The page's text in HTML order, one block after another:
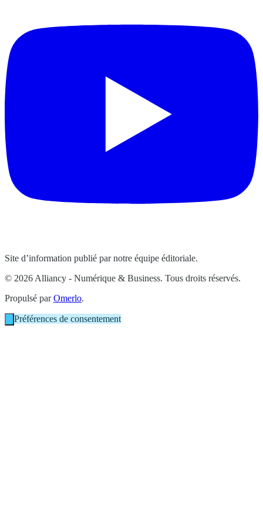
Site d’information publié par notre équipe éditoriale.
© 2026 Alliancy - Numérique & Business. Tous droits réservés.
Propulsé parOmerlo.
Préférences de consentement